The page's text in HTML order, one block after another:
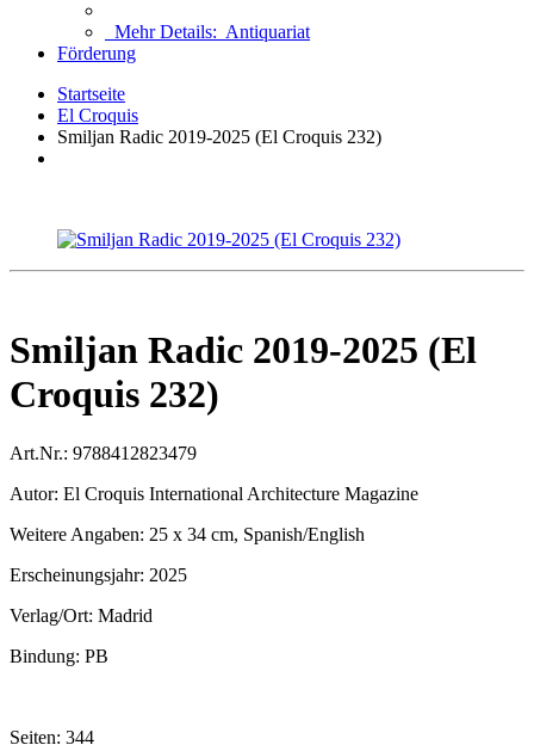
Mehr Details: Antiquariat
Förderung
Startseite
El Croquis
Smiljan Radic 2019-2025 (El Croquis 232)
Smiljan Radic 2019-2025 (El
Croquis 232)
Art.Nr.: 9788412823479
Autor: El Croquis International Architecture Magazine
Weitere Angaben: 25 x 34 cm, Spanish/English
Erscheinungsjahr: 2025
Verlag/Ort: Madrid
Bindung: PB
Seiten: 344